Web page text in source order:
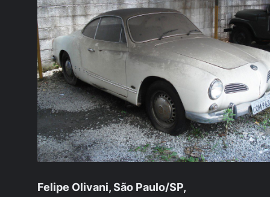
Felipe Olivani, São Paulo/SP,